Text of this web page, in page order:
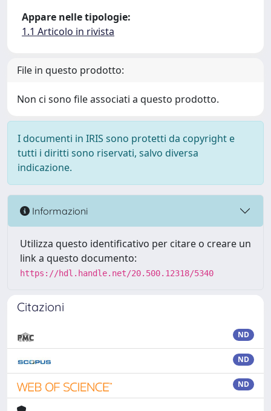
Appare nelle tipologie:
1.1 Articolo in rivista
File in questo prodotto:
Non ci sono file associati a questo prodotto.
I documenti in IRIS sono protetti da copyright e
tutti i diritti sono riservati, salvo diversa
indicazione.
Informazioni
Utilizza questo identificativo per citare o creare un
link a questo documento:
https://hdl.handle.net/20.500.12318/5340
Citazioni
ND
ND
ND